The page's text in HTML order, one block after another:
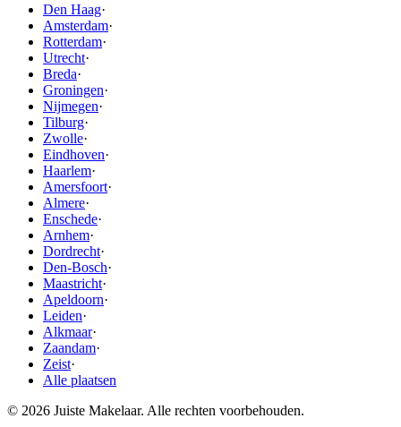
Den Haag·
Amsterdam·
Rotterdam·
Utrecht·
Breda·
Groningen·
Nijmegen·
Tilburg·
Zwolle·
Eindhoven·
Haarlem·
Amersfoort·
Almere·
Enschede·
Arnhem·
Dordrecht·
Den-Bosch·
Maastricht·
Apeldoorn·
Leiden·
Alkmaar·
Zaandam·
Zeist·
Alle plaatsen
© 2026 Juiste Makelaar. Alle rechten voorbehouden.